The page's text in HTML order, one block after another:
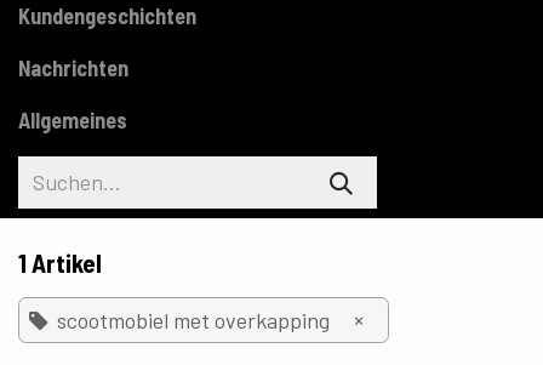
Kundengeschichten
Nachrichten
Allgemeines
1 Artikel
scootmobiel met overkapping ×